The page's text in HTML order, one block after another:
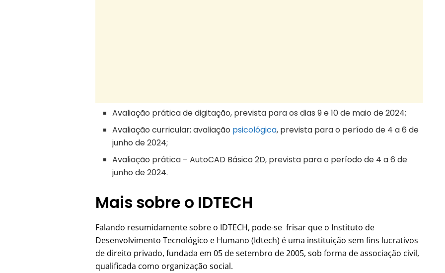
Avaliação prática de digitação, prevista para os dias 9 e 10 de maio de 2024;
Avaliação curricular; avaliação psicológica, prevista para o período de 4 a 6 de
junho de 2024;
Avaliação prática – AutoCAD Básico 2D, prevista para o período de 4 a 6 de
junho de 2024.
Mais sobre o IDTECH
Falando resumidamente sobre o IDTECH, pode-se frisar que o Instituto de
Desenvolvimento Tecnológico e Humano (Idtech) é uma instituição sem fins lucrativos
de direito privado, fundada em 05 de setembro de 2005, sob forma de associação civil,
qualificada como organização social.